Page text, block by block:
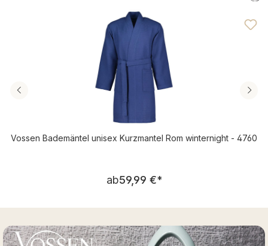
Durchschnittliche Bewertung von 4.71 von 5 Sternen
Vossen Bademäntel unisex Kurzmantel Rom winternight - 4760
Regulärer Preis:
ab59,99 €*